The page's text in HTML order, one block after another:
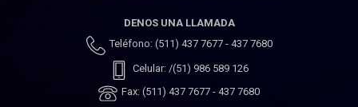
DENOS UNA LLAMADA
Teléfono: (511) 437 7677 - 437 7680
Celular: /(51) 986 589 126
Fax: (511) 437 7677 - 437 7680